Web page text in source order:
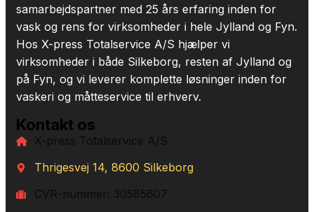
samarbejdspartner med 25 års erfaring inden for
vask og rens for virksomheder i hele Jylland og Fyn.
Hos X-press Totalservice A/S hjælper vi
virksomheder i både Silkeborg, resten af Jylland og
på Fyn, og vi leverer komplette løsninger inden for
vaskeri og måtteservice til erhverv.
Kontakt os
X-press Totalservice A/S
Thrigesvej 14, 8600 Silkeborg
CVR-nummer: 30585607